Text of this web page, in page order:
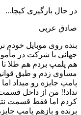
در حال بارگیری کپچا...
صادق عربی
بنده روی موبایل خودم
جهانی با شرکت در
هم پلمپ بردم هم طلا
مساوی زدم و طبق
پامپ جایزه رو میداد
نداد‌!! من از داخل
کردم اما فقط قسمت